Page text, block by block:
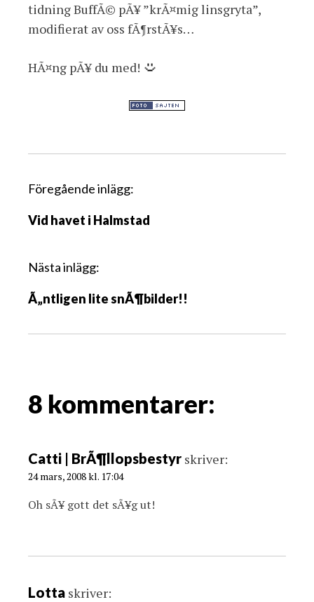
tidning BuffÃ© pÃ¥ ”krÃ¤mig linsgryta”,
modifierat av oss fÃ¶rstÃ¥s…
HÃ¤ng pÃ¥ du med!
I
l
g
s
a
g
a
i
o
Föregående inlägg:
Vid havet i Halmstad
Nästa inlägg:
Ã„ntligen lite snÃ¶bilder!!
8 kommentarer:
Catti | BrÃ¶llopsbestyr skriver:
24 mars, 2008 kl. 17:04
Oh sÃ¥ gott det sÃ¥g ut!
Lotta skriver: